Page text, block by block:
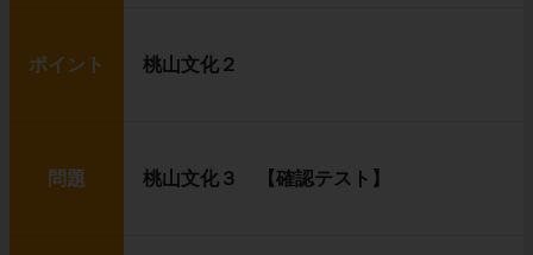
ポイント 桃山文化２
問題 桃山文化３ 【確認テスト】